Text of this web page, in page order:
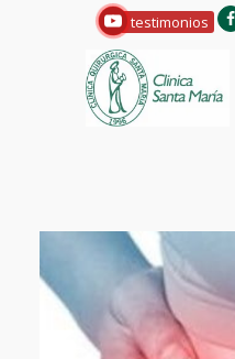
testimonios